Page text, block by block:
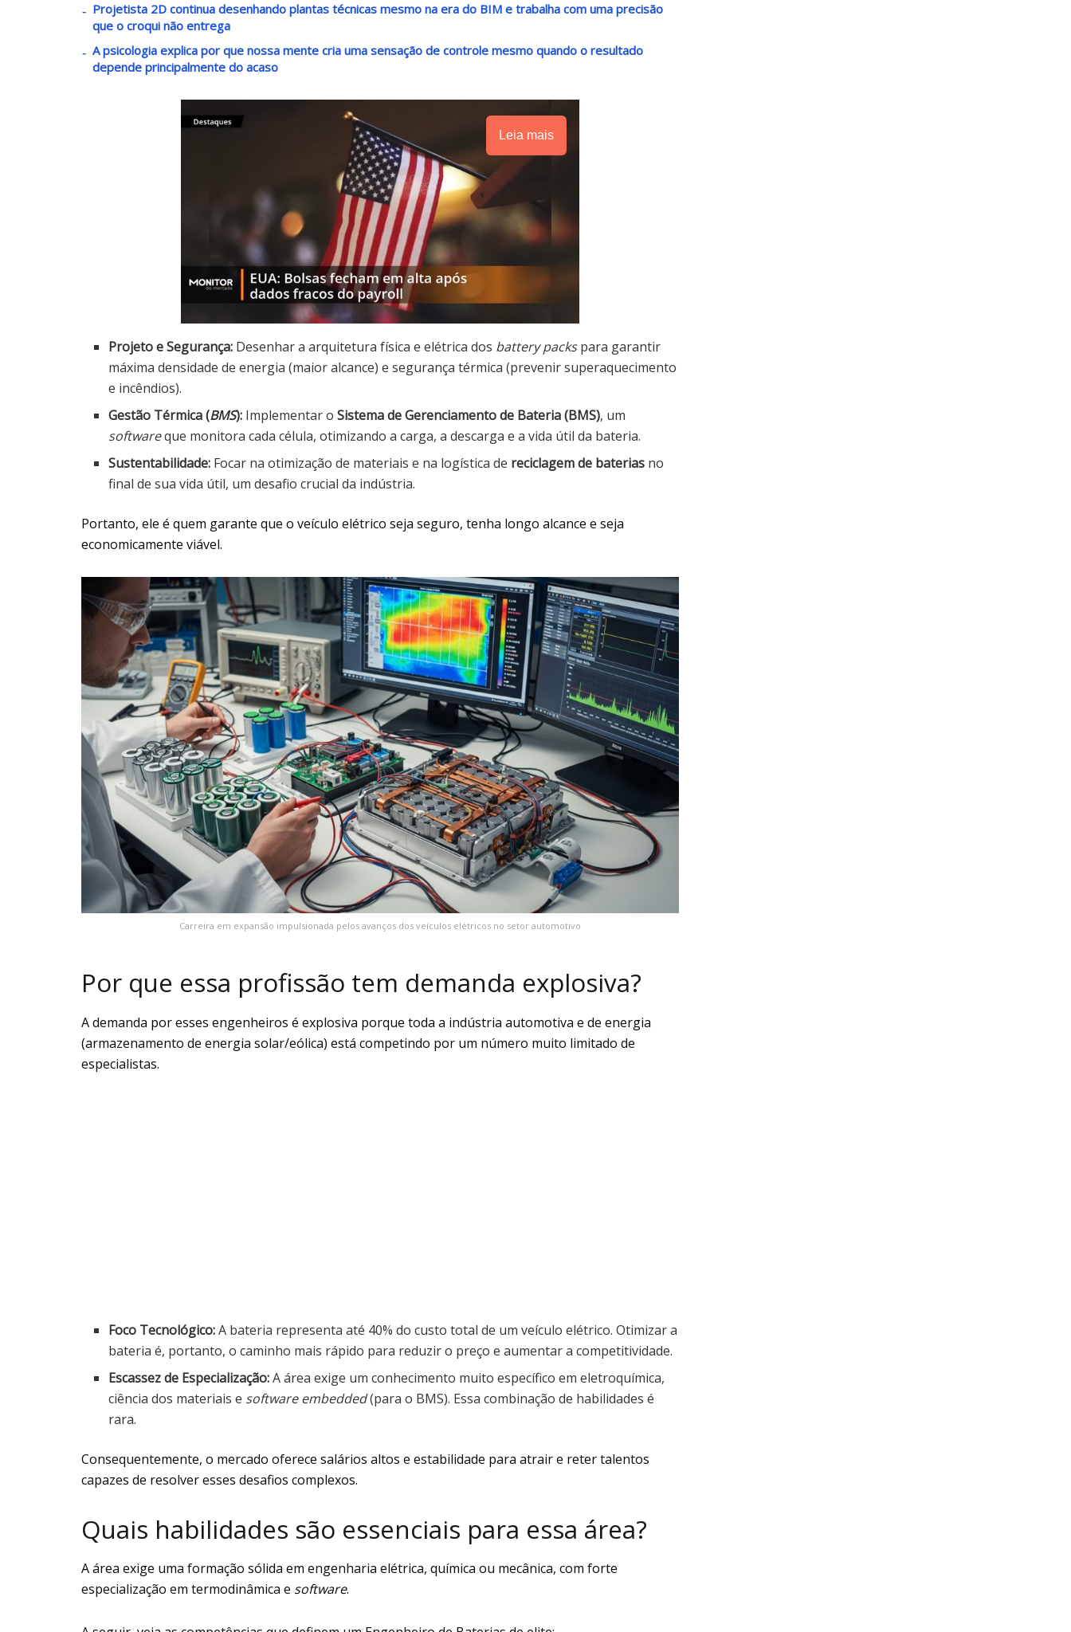
Projetista 2D continua desenhando plantas técnicas mesmo na era do BIM e trabalha com uma precisão
que o croqui não entrega
A psicologia explica por que nossa mente cria uma sensação de controle mesmo quando o resultado
depende principalmente do acaso
Leia mais
Projeto e Segurança: Desenhar a arquitetura física e elétrica dos battery packspara garantir
máxima densidade de energia (maior alcance) e segurança térmica (prevenir superaquecimento
e incêndios).
Gestão Térmica (BMS): Implementar oSistema de Gerenciamento de Bateria (BMS), um
softwareque monitora cada célula, otimizando a carga, a descarga e a vida útil da bateria.
Sustentabilidade: Focar na otimização de materiais e na logística de reciclagem de baterias no
final de sua vida útil, um desafio crucial da indústria.
Portanto, ele é quem garante que o veículo elétrico seja seguro, tenha longo alcance e seja
economicamente viável.
Carreira em expansão impulsionada pelos avanços dos veículos elétricos no setor automotivo
Por que essa profissão tem demanda explosiva?
A demanda por esses engenheiros é explosiva porque toda a indústria automotiva e de energia
(armazenamento de energia solar/eólica) está competindo por um número muito limitado de
especialistas.
Foco Tecnológico:A bateria representa até 40% do custo total de um veículo elétrico. Otimizar a
bateria é, portanto, o caminho mais rápido para reduzir o preço e aumentar a competitividade.
Escassez de Especialização:A área exige um conhecimento muito específico em eletroquímica,
ciência dos materiais e software embedded(para o BMS). Essa combinação de habilidades é
rara.
Consequentemente, o mercado oferece salários altos e estabilidade para atrair e reter talentos
capazes de resolver esses desafios complexos.
Quais habilidades são essenciais para essa área?
A área exige uma formação sólida em engenharia elétrica, química ou mecânica, com forte
especialização em termodinâmica e software.